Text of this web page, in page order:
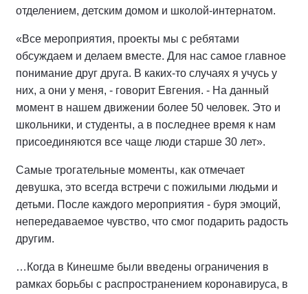
отделением, детским домом и школой-интернатом.
«Все мероприятия, проекты мы с ребятами
обсуждаем и делаем вместе. Для нас самое главное
понимание друг друга. В каких-то случаях я учусь у
них, а они у меня, - говорит Евгения. - На данный
момент в нашем движении более 50 человек. Это и
школьники, и студенты, а в последнее время к нам
присоединяются все чаще люди старше 30 лет».
Самые трогательные моменты, как отмечает
девушка, это всегда встречи с пожилыми людьми и
детьми. После каждого мероприятия - буря эмоций,
непередаваемое чувство, что смог подарить радость
другим.
…Когда в Кинешме были введены ограничения в
рамках борьбы с распространением коронавируса, в